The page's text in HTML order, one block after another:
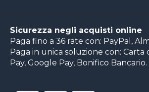
Sicurezza negli acquisti online
Paga fino a 36 rate con: PayPal,
Paga in unica soluzione con: Carta
Pay, Google Pay, Bonifico Bancario.